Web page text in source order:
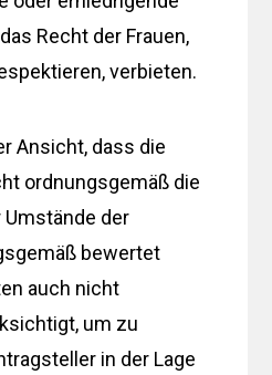
Recht der Frauen,
verbieten.
Ansicht, dass die
ordnungsgemäß die
der
bewertet
auch nicht
um zu
in der Lage